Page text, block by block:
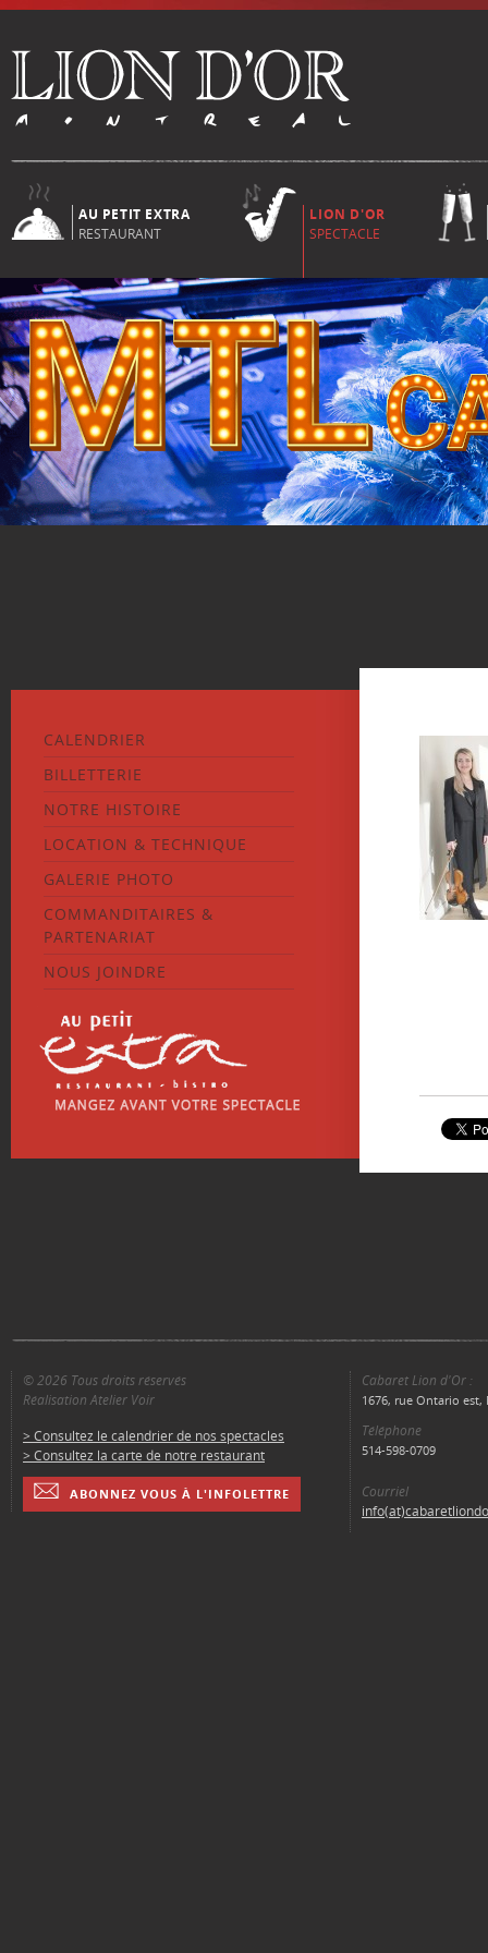
AU PETIT EXTRA
RESTAURANT
LION D'OR
SPECTACLE
CALENDRIER
BILLETTERIE
NOTRE HISTOIRE
LOCATION & TECHNIQUE
GALERIE PHOTO
COMMANDITAIRES &
PARTENARIAT
NOUS JOINDRE
© 2026 Tous droits réservés
Réalisation Atelier Voir
> Consultez le calendrier de nos spectacles
> Consultez la carte de notre restaurant
ABONNEZ VOUS À L'INFOLETTRE
Cabaret Lion d'Or :
1676, rue Ontario est,
Téléphone
514-598-0709
Courriel